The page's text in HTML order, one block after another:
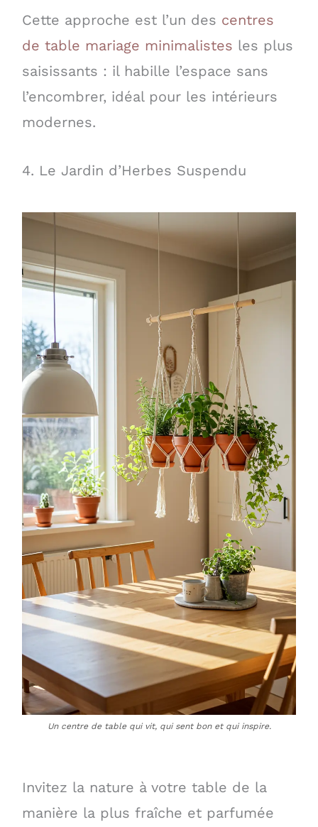
Cette approche est l’un des centres
de table mariage minimalistes les plus
saisissants : il habille l’espace sans
l’encombrer, idéal pour les intérieurs
modernes.
4. Le Jardin d’Herbes Suspendu
Un centre de table qui vit, qui sent bon et qui inspire.
Invitez la nature à votre table de la
manière la plus fraîche et parfumée